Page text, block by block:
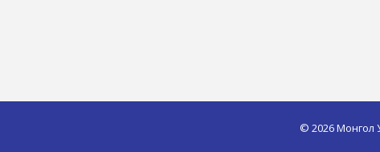
© 2026 Монгол